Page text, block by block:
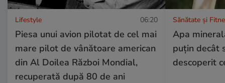
Lifestyle 06:20
Piesa unui avion pilotat de cel mai
mare pilot de vânătoare american
din Al Doilea Război Mondial,
recuperată după 80 de ani
Sănătate și
Apa
puțin decât
descoperit